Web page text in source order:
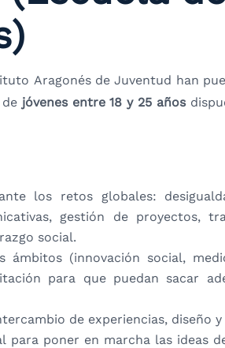
Aragonés de Juventud han
jóvenes entre 18 y 25 años
los retos globales:
gestión de proyectos,
social.
(innovación social,
para que puedan sacar
de experiencias, diseño
para poner en marcha las ideas